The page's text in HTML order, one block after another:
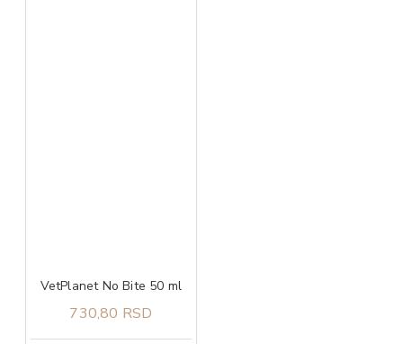
VetPlanet No Bite 50 ml
730,80 RSD